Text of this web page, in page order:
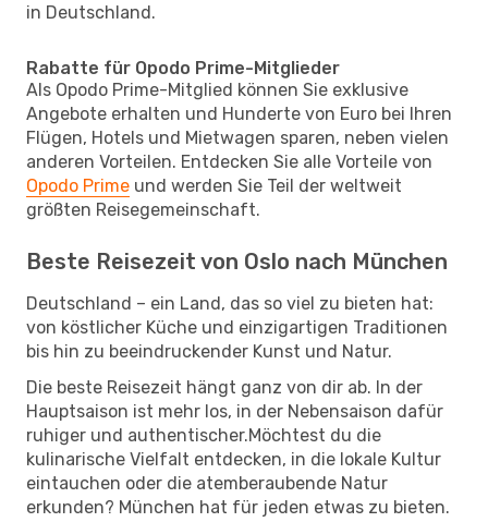
in Deutschland.
Rabatte für Opodo Prime-Mitglieder
Als Opodo Prime-Mitglied können Sie exklusive
Angebote erhalten und Hunderte von Euro bei Ihren
Flügen, Hotels und Mietwagen sparen, neben vielen
anderen Vorteilen. Entdecken Sie alle Vorteile von
Opodo Prime und werden Sie Teil der weltweit
größten Reisegemeinschaft.
Beste Reisezeit von Oslo nach München
Deutschland – ein Land, das so viel zu bieten hat:
von köstlicher Küche und einzigartigen Traditionen
bis hin zu beeindruckender Kunst und Natur.
Die beste Reisezeit hängt ganz von dir ab. In der
Hauptsaison ist mehr los, in der Nebensaison dafür
ruhiger und authentischer.Möchtest du die
kulinarische Vielfalt entdecken, in die lokale Kultur
eintauchen oder die atemberaubende Natur
erkunden? München hat für jeden etwas zu bieten.